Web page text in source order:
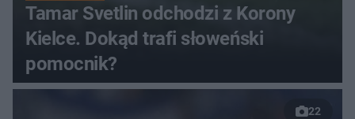
Tamar Svetlin odchodzi z Korony
Kielce. Dokąd trafi słoweński
pomocnik?
22